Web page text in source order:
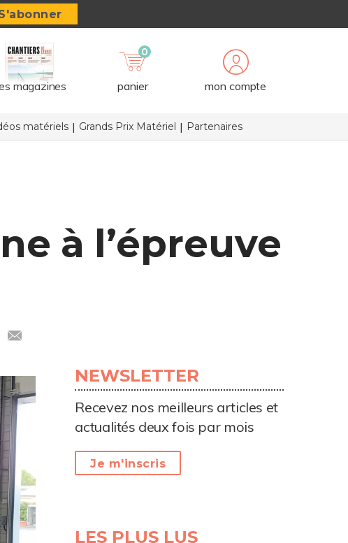
magazines
0
panier mon compte
matériels Grands Prix Matériel Partenaires
à l’épreuve
NEWSLETTER
Recevez nos meilleurs articles et
actualités deux fois par mois
Je m'inscris
LES PLUS LUS